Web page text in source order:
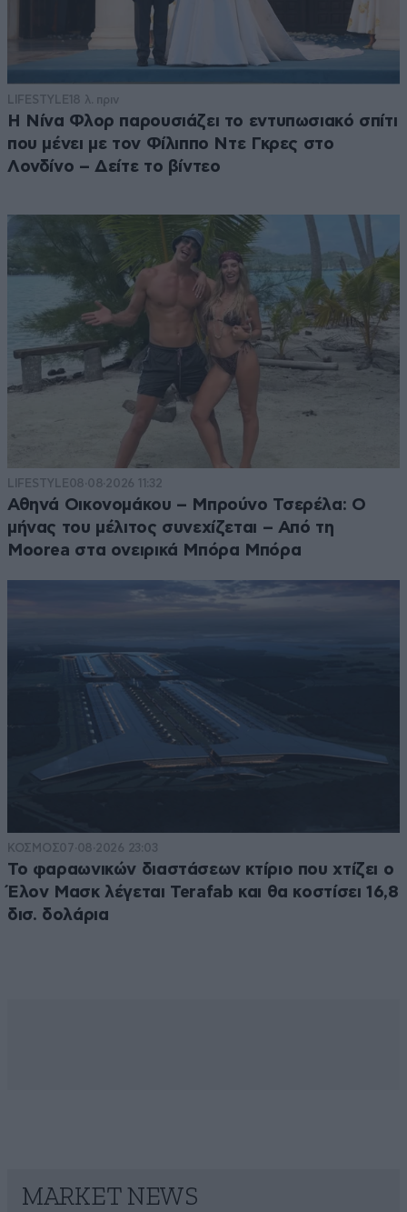
LIFESTYLE18 λ. πριν
Η Νίνα Φλορ παρουσιάζει το εντυπωσιακό σπίτι
που μένει με τον Φίλιππο Ντε Γκρες στο
Λονδίνο – Δείτε το βίντεο
LIFESTYLE08·08·2026 11:32
Αθηνά Οικονομάκου – Μπρούνο Τσερέλα: Ο
μήνας του μέλιτος συνεχίζεται – Από τη
Moorea στα ονειρικά Μπόρα Μπόρα
ΚΟΣΜΟΣ07·08·2026 23:03
Το φαραωνικών διαστάσεων κτίριο που χτίζει ο
Έλον Μασκ λέγεται Terafab και θα κοστίσει 16,8
δισ. δολάρια
MARKET NEWS